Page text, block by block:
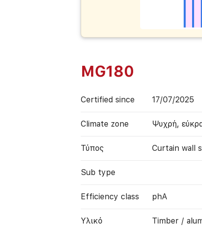
MG180
Certified since 17/07/2025
Climate zone Ψυχρή,
Τύπος Curtain wall
Sub type
Efficiency class phA
Υλικό Timber /